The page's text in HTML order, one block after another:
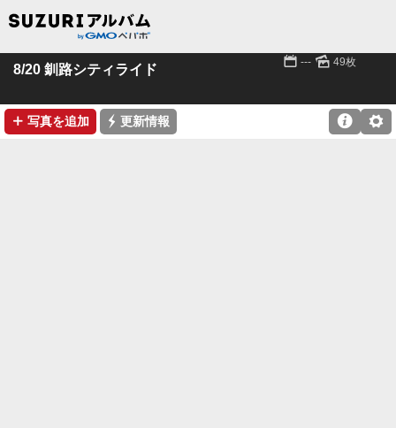
8/20 釧路シティライド 📅 --- 🌄 49枚
➕ 写真を追加 ⚡ 更新情報 ⚙
